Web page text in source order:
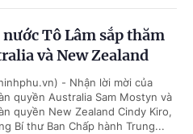
Tô Lâm sắp thăm
và New Zealand
- Nhận lời mời của
quyền Australia Sam Mostyn và
quyền New Zealand Cindy Kiro,
Bí thư Ban Chấp hành Trung...